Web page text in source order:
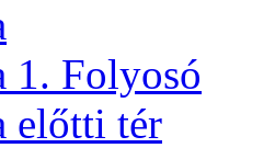
1. Folyosó
előtti tér